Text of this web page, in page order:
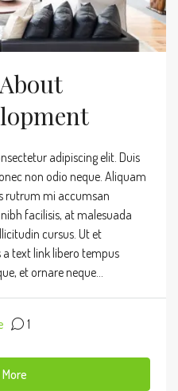
adipiscing elit. Duis
non odio neque. Aliquam
rutrum mi accumsan
facilisis, at malesuada
cursus. Ut et
text link libero tempus
et ornare neque...
1